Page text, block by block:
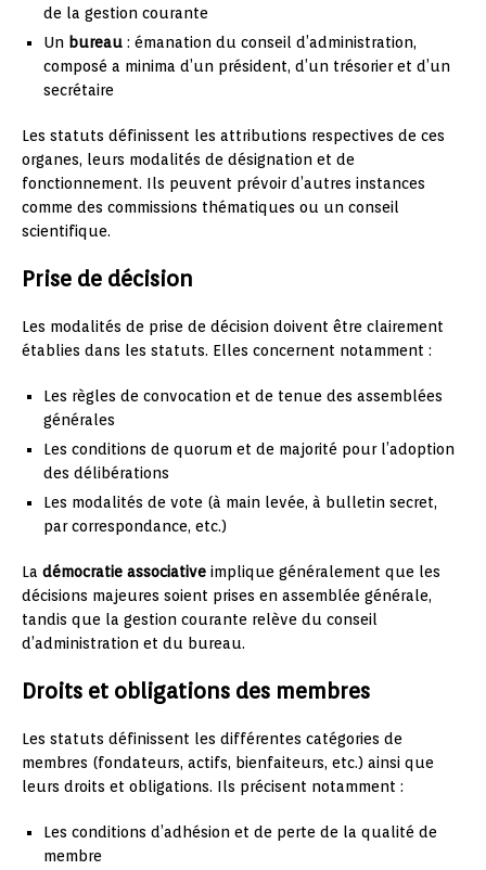
de la gestion courante
Un bureau : émanation du conseil d’administration,
composé a minima d’un président, d’un trésorier et d’un
secrétaire
Les statuts définissent les attributions respectives de ces
organes, leurs modalités de désignation et de
fonctionnement. Ils peuvent prévoir d’autres instances
comme des commissions thématiques ou un conseil
scientifique.
Prise de décision
Les modalités de prise de décision doivent être clairement
établies dans les statuts. Elles concernent notamment :
Les règles de convocation et de tenue des assemblées
générales
Les conditions de quorum et de majorité pour l’adoption
des délibérations
Les modalités de vote (à main levée, à bulletin secret,
par correspondance, etc.)
La démocratie associative implique généralement que les
décisions majeures soient prises en assemblée générale,
tandis que la gestion courante relève du conseil
d’administration et du bureau.
Droits et obligations des membres
Les statuts définissent les différentes catégories de
membres (fondateurs, actifs, bienfaiteurs, etc.) ainsi que
leurs droits et obligations. Ils précisent notamment :
Les conditions d’adhésion et de perte de la qualité de
membre